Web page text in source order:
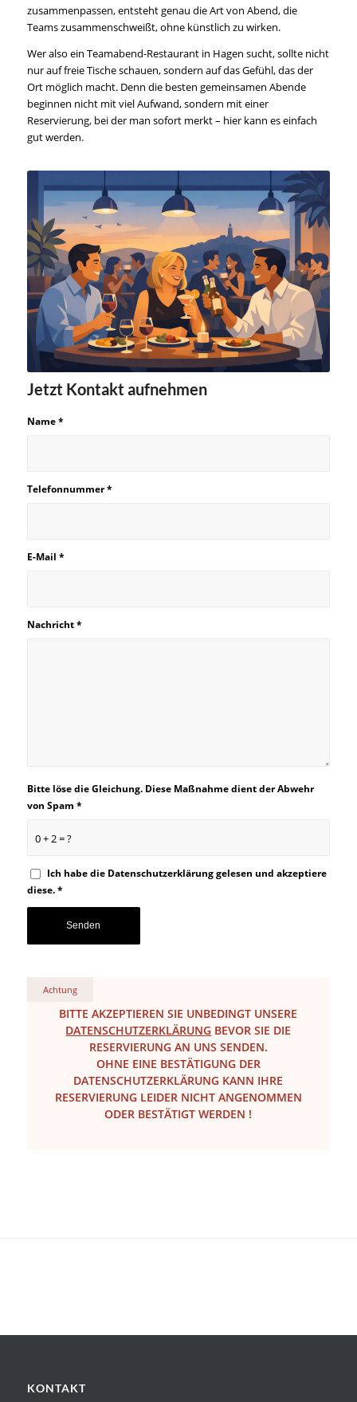
zusammenpassen, entsteht genau die Art von Abend, die
Teams zusammenschweißt, ohne künstlich zu wirken.
Wer also ein Teamabend-Restaurant in Hagen sucht, sollte nicht
nur auf freie Tische schauen, sondern auf das Gefühl, das der
Ort möglich macht. Denn die besten gemeinsamen Abende
beginnen nicht mit viel Aufwand, sondern mit einer
Reservierung, bei der man sofort merkt – hier kann es einfach
gut werden.
Jetzt Kontakt aufnehmen
Name*
Telefonnummer*
E-Mail *
Nachricht*
0 + 2 = ?
Bitte löse die Gleichung. Diese Maßnahme dient der Abwehr
von Spam *
Ich habe die Datenschutzerklärunggelesen und akzeptiere
diese.*
Achtung
BITTE AKZEPTIEREN SIE UNBEDINGT UNSERE
DATENSCHUTZERKLÄRUNG BEVOR SIE DIE
RESERVIERUNG AN UNS SENDEN.
OHNE EINE BESTÄTIGUNG DER
DATENSCHUTZERKLÄRUNG KANN IHRE
RESERVIERUNG LEIDER NICHT ANGENOMMEN
ODER BESTÄTIGT WERDEN !
KONTAKT